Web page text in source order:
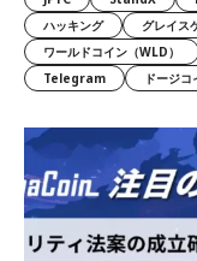
ハッキング
グレイス
ワールドコイン（WLD）
Telegram
ドージコ